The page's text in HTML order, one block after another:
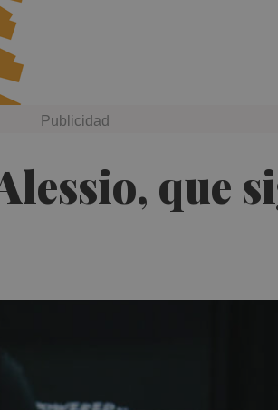
que